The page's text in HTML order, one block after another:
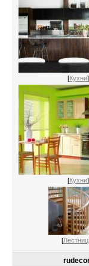
[Кухни]
[Кухни]
[